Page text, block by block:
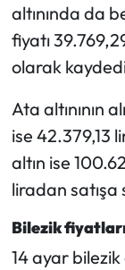
altınında da
fiyatı
olarak
Ata altınının
ise 42.379,13
altın ise
liradan satışa
Bilezik
14 ayar bilezik